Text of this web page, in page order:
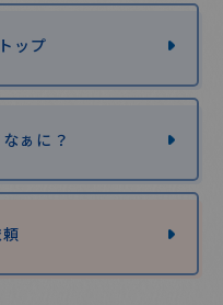
ップ
ぁに？